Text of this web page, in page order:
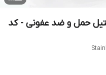
حمل و ضد عفونی - کد